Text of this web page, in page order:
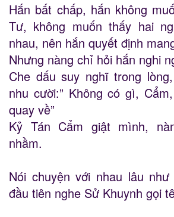
Hắn bất chấp, hắn không
Tư, không muốn thấy hai
nhau, nên hắn quyết định
Nhưng nàng chỉ hỏi hắn nghi
Che dấu suy nghĩ trong
nhu cười:” Không có gì,
quay về”
Kỷ Tán Cẩm giật mình,
nhầm.
Nói chuyện với nhau lâu
đầu tiên nghe Sử Khuynh gọi